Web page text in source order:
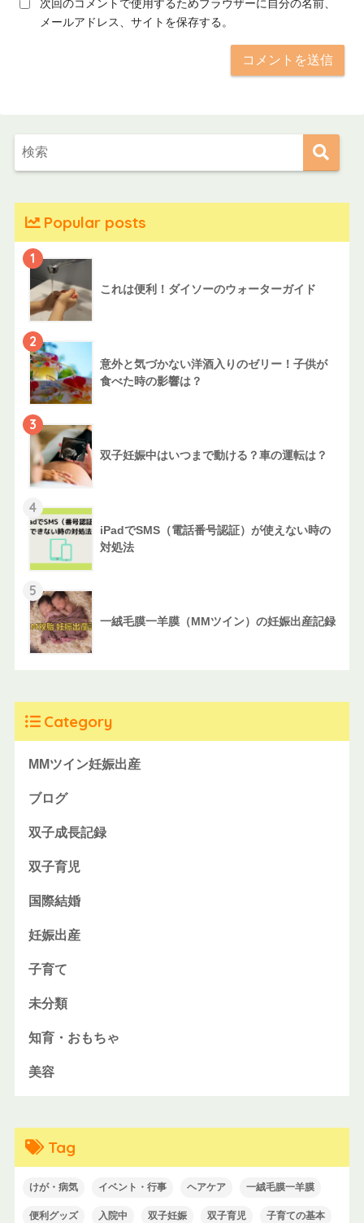
次回のコメントで使用するためブラウザーに自分の名前、
メールアドレス、サイトを保存する。
Popular posts
1
これは便利！ダイソーのウォーターガイド
2
意外と気づかない洋酒入りのゼリー！子供が
食べた時の影響は？
3
双子妊娠中はいつまで動ける？車の運転は？
4
iPadでSMS（電話番号認証）が使えない時の
対処法
5
一絨毛膜一羊膜（MMツイン）の妊娠出産記録
Category
MMツイン妊娠出産
ブログ
双子成長記録
双子育児
国際結婚
妊娠出産
子育て
未分類
知育・おもちゃ
美容
Tag
けが・病気 イベント・行事 ヘアケア 一絨毛膜一羊膜
便利グッズ 入院中 双子妊娠 双子育児 子育ての基本